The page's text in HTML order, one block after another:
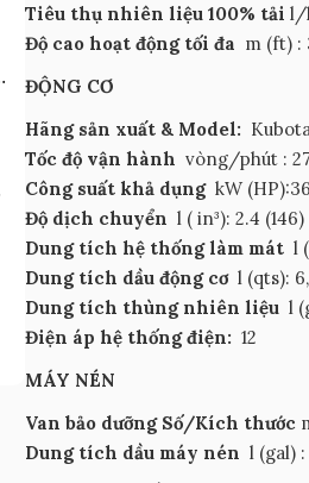
Tiêu thụ nhiên liệu 100% tải l/
Độ cao hoạt động tối đa m (ft) :
ĐỘNG CƠ
Hãng sản xuất & Model:
Tốc độ vận hành vòng/phút :
Công suất khả dụng kW
Độ dịch chuyển l ( in³): 2.4 (146)
Dung tích hệ thống làm mát l
Dung tích dầu động cơl (qts):
Dung tích thùng nhiên liệu l
Điện áp hệ thống điện: 12
MÁY NÉN
Van bảo dưỡng Số/Kích thước
Dung tích dầu máy nén l (gal)